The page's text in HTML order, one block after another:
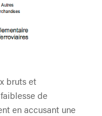
bruts et
de
en accusant une